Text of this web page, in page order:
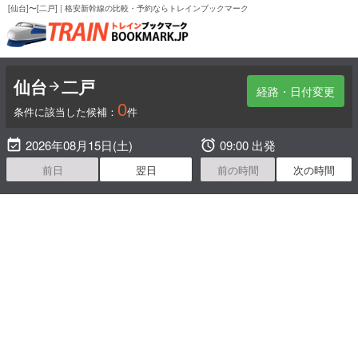
[仙台]〜[二戸] | 格安新幹線の比較・予約ならトレインブックマーク
経路・日付変更
仙台 二戸
条件に該当した候補： 0件
 2026年08月15日(土)
前日 翌日
 09:00 出発
前の時間 次の時間